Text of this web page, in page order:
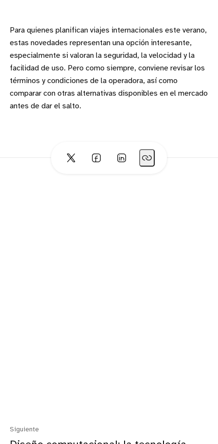
Para quienes planifican viajes internacionales este verano,
estas novedades representan una opción interesante,
especialmente si valoran la seguridad, la velocidad y la
facilidad de uso. Pero como siempre, conviene revisar los
términos y condiciones de la operadora, así como
comparar con otras alternativas disponibles en el mercado
antes de dar el salto.
Siguiente